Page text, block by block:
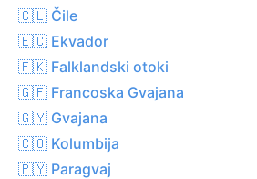
🇨🇱 Čile
🇪🇨 Ekvador
🇫🇰 Falklandski otoki
🇬🇫 Francoska Gvajana
🇬🇾 Gvajana
🇨🇴 Kolumbija
🇵🇾 Paragvaj